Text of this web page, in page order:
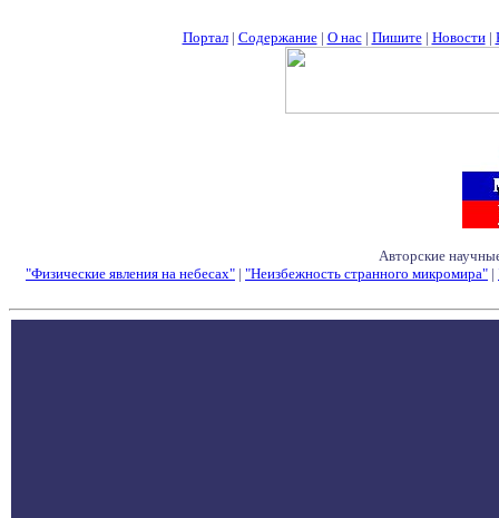
Портал| Содержание| О нас| Пишите| Новости|
Авторские
"Физические явления на небесах" | "Неизбежность странного микромира" |